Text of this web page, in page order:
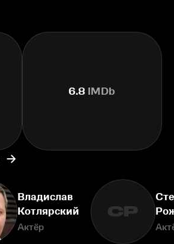
6.8 IMDb
Владислав
Котлярский
Актёр
СР